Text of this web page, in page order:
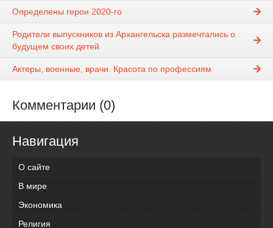
Определены герои 2020-го
Родители выпускников из Архангельска размечтались о
будущем своих детей
Актеры, военные, врачи. Красота по профессиям
Комментарии (0)
Навигация
О сайте
В мире
Экономика
Религия